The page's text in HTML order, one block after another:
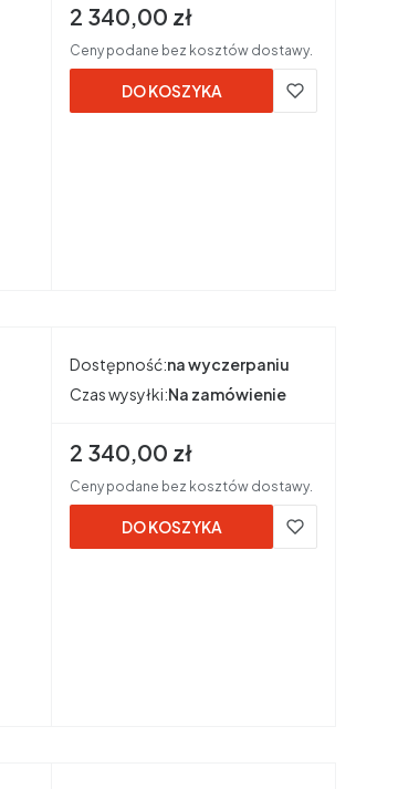
Cena brutto
2 340,00 zł
Ceny podane bez kosztów dostawy.
DO KOSZYKA
Dostępność:na wyczerpaniu
Czas wysyłki:Na zamówienie
Cena brutto
2 340,00 zł
Ceny podane bez kosztów dostawy.
DO KOSZYKA